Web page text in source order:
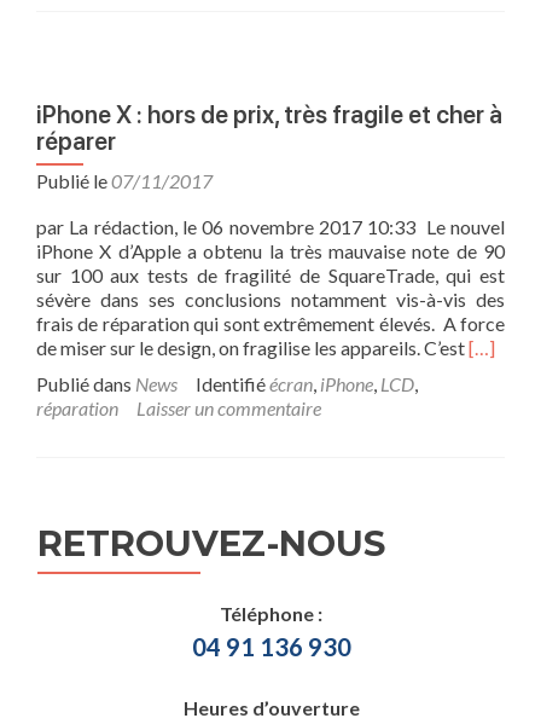
iPhone X : hors de prix, très fragile et cher à
réparer
Publié le07/11/2017
par La rédaction, le 06 novembre 2017 10:33 Le nouvel
iPhone X d’Apple a obtenu la très mauvaise note de 90
sur 100 aux tests de fragilité de SquareTrade, qui est
sévère dans ses conclusions notamment vis-à-vis des
frais de réparation qui sont extrêmement élevés. A force
de miser sur le design, on fragilise les appareils. C’estEn
[…]
Publié dans News Identifiéécran, iPhone, LCD,
réparation
Laisser un commentaire
RETROUVEZ-NOUS
Téléphone :
04 91 136 930
Heures d’ouverture